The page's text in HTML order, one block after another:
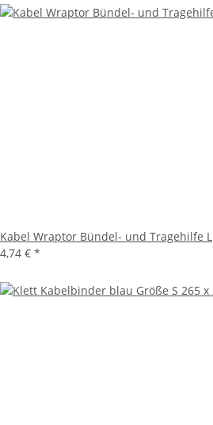
Kabel Wraptor Bündel- und Tragehilfe L
4,74 € *